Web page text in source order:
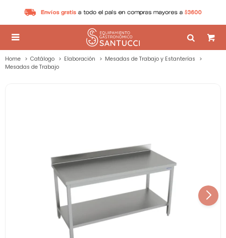

Home Catálogo Elaboración
Mesadas de Trabajo y Estanterías
Mesadas de Trabajo